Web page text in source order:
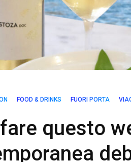
FOOD & DRINKS FUORI PORTA
questo